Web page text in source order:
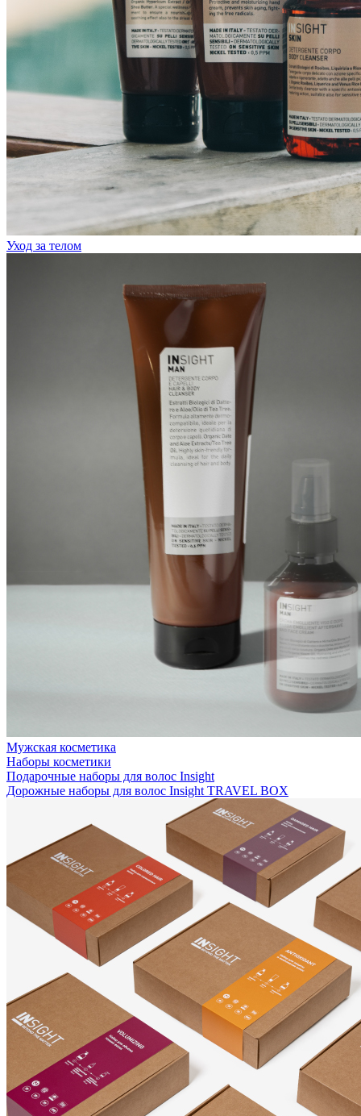
Уход за телом
Мужская косметика
Наборы косметики
Подарочные наборы для волос Insight
Дорожные наборы для волос Insight TRAVEL BOX